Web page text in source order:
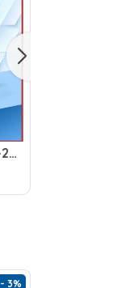
Xe Điện Takashi Money (48V-23Ah) 4 Bình
- 3%